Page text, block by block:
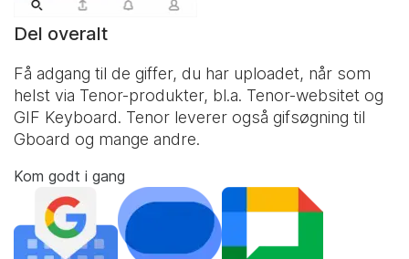
Del overalt
Få adgang til de giffer, du har uploadet, når som
helst via Tenor-produkter, bl.a. Tenor-websitet og
GIF Keyboard. Tenor leverer også gifsøgning til
Gboard og mange andre.
Kom godt i gang